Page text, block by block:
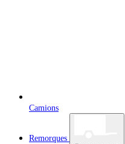
Camions
Remorques